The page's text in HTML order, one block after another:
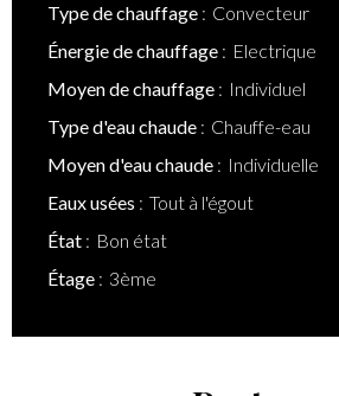
Type de chauffage
Convecteur
Énergie de chauffage
Electrique
Moyen de chauffage
Individuel
Type d'eau chaude
Chauffe-eau
Moyen d'eau chaude
Individuelle
Eaux usées
Tout à l'égout
État
Bon état
Étage
3ème